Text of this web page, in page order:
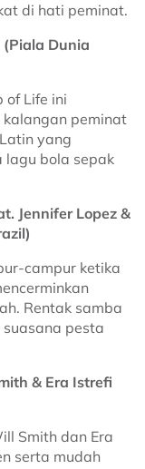
di hati peminat.
(Piala Dunia
of Life ini
peminat
yang
lagu bola sepak
Jennifer Lopez &
campur ketika
Rentak samba
pesta
& Era Istrefi
Smith dan Era
serta mudah